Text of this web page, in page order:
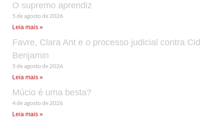
O supremo aprendiz
5 de agosto de 2026
Leia mais »
Favre, Clara Ant e o processo judicial contra Cid
Benjamin
5 de agosto de 2026
Leia mais »
Múcio é uma besta?
4 de agosto de 2026
Leia mais »